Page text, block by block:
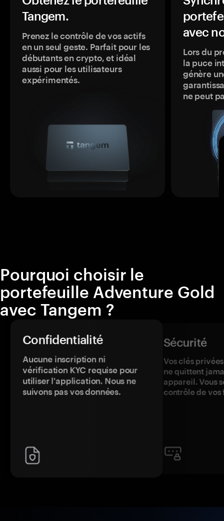
Tangem.
Prenez le contrôle de vos actifs
en un seul geste. Parfait pour les
débutants en crypto, et idéal
aussi pour les utilisateurs
expérimentés.
avec
Lors du
la puce
génère
ne peut
Pourquoi choisir le
portefeuille Adventure Gold
avec Tangem ?
Confidentialité
Aucune inscription ni
vérification KYC requise pour
utiliser l'application. Nous ne
suivons pas vos données.
Sécurité
Vos clés
ne quittent
appareil. Vous
contrôle de vos